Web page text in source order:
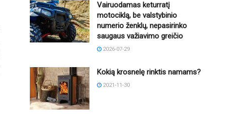
Vairuodamas keturratį
motociklą, be valstybinio
numerio ženklų, nepasirinko
saugaus važiavimo greičio
2026-07-29
Kokią krosnelę rinktis namams?
2021-11-30